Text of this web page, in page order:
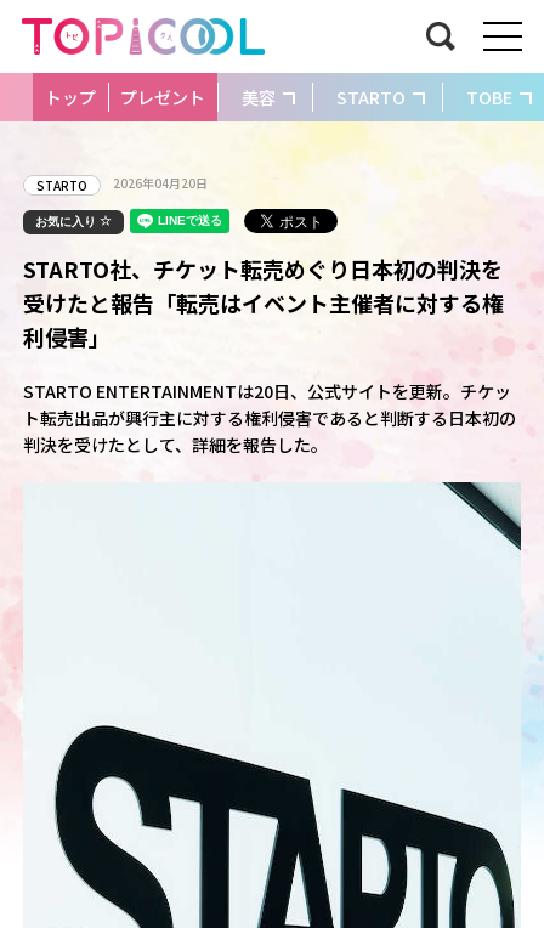
トップ プレゼント 美容 STARTO TOBE
STARTO 2026年04月20日
お気に入り
STARTO社、チケット転売めぐり日本初の判決を
受けたと報告「転売はイベント主催者に対する権
利侵害」
STARTO ENTERTAINMENTは20日、公式サイトを更新。チケッ
ト転売出品が興行主に対する権利侵害であると判断する日本初の
判決を受けたとして、詳細を報告した。